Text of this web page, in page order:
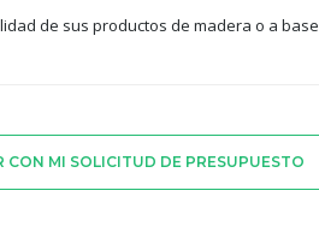
de sus productos de madera o a base
CON MI SOLICITUD DE PRESUPUESTO